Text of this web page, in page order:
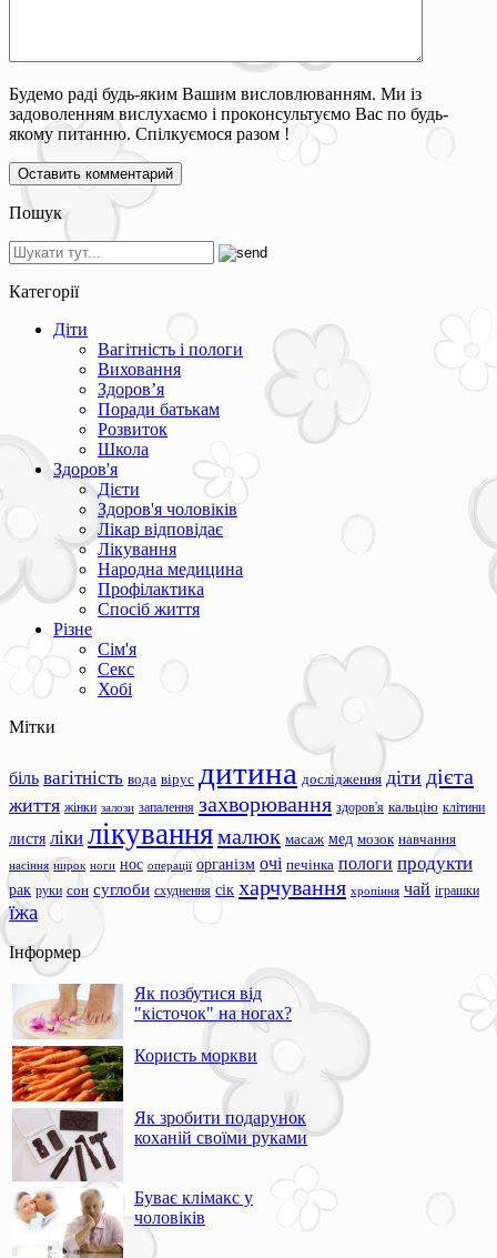
Будемо раді будь-яким Вашим висловлюванням. Ми із
задоволенням вислухаємо і проконсультуємо Вас по будь-
якому питанню. Спілкуємося разом !
Пошук
Категорії
Діти
Вагітність і пологи
Виховання
Здоров’я
Поради батькам
Розвиток
Школа
Здоров'я
Дієти
Здоров'я чоловіків
Лікар відповідає
Лікування
Народна медицина
Профілактика
Спосіб життя
Різне
Сім'я
Секс
Хобі
Мітки
біль вагітність вода вірус дитина дослідження діти дієта
життя жінки залози запалення захворювання здоров'я кальцію клітини
листя ліки лікуваннямалюк масаж мед мозок навчання
насіння нирок ноги нос операції організм очі печінка пологи продукти
рак руки сон суглоби схуднення сік харчування хропіння чай іграшки
їжа
Інформер
Як позбутися від
"кісточок" на ногах?
Користь моркви
Як зробити подарунок
коханій своїми руками
Буває клімакс у
чоловіків